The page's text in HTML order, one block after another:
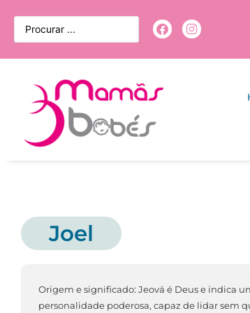
Joel
Origem e significado: Jeová é Deus e indica
personalidade poderosa, capaz de lidar sem